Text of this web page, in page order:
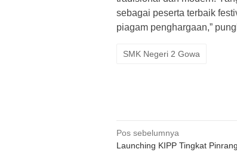
sebagai peserta terbaik
piagam penghargaan,”
SMK Negeri 2 Gowa
Navigasi
Pos sebelumnya
Launching KIPP Tingkat Pinrang